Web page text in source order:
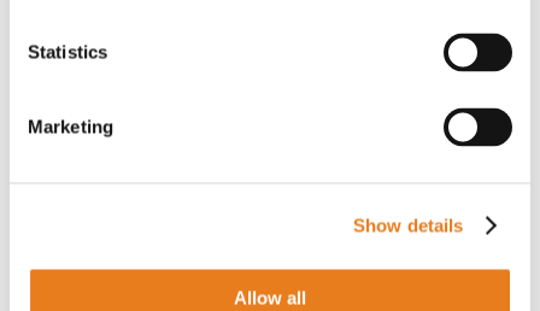
Statistics
Marketing
Show details
Allow all
NIS-GE-SFP-550M-MM850 | Ruijie Networks